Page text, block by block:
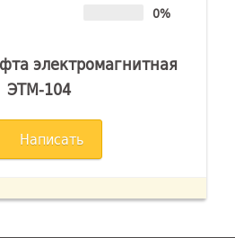
0%
электромагнитная
ЭТМ-104
Написать